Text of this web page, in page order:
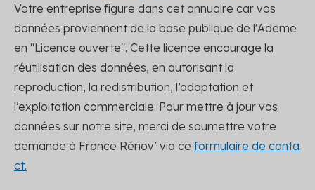
Votre entreprise figure dans cet annuaire car vos
données proviennent de la base publique de l'Ademe
en "Licence ouverte". Cette licence encourage la
réutilisation des données, en autorisant la
reproduction, la redistribution, l’adaptation et
l’exploitation commerciale. Pour mettre à jour vos
données sur notre site, merci de soumettre votre
demande à France Rénov’ via ce formulaire de conta
ct.